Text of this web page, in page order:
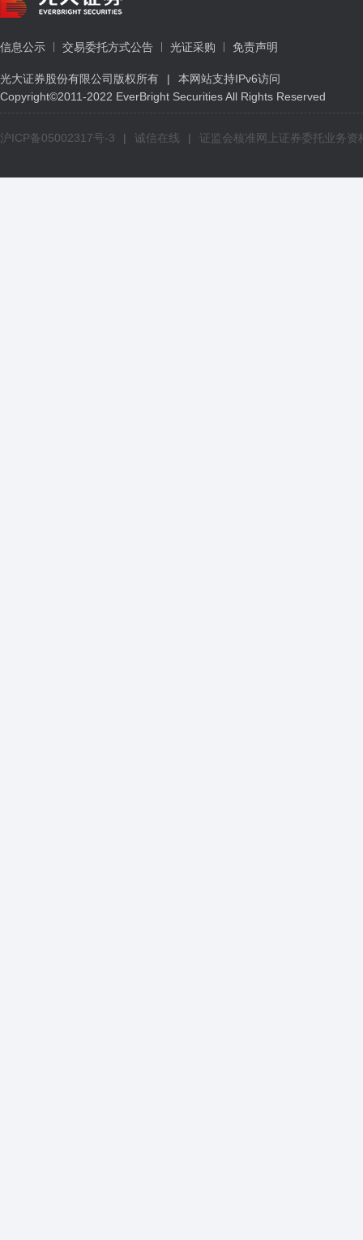
信息公示 交易委托方式公告 光证采购 免责声明
光大证券股份有限公司版权所有 |
本网站支持IPv6访问
Copyright©2011-2022 EverBright Securities All Rights Reserved
沪ICP备05002317号-3 | 诚信在线 | 证监会核准网上证券委托业务资